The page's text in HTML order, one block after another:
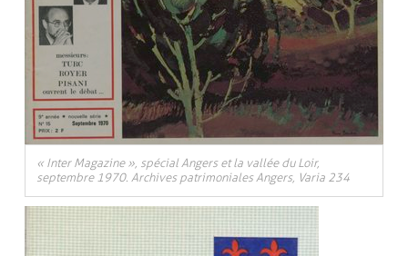
« Inter Magazine », spécial Angers et la vallée du Loir,
septembre 1970. Archives patrimoniales Angers, Varia 234